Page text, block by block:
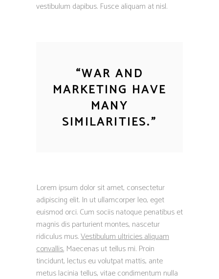
vestibulum dapibus. Fusce aliquam at nisl.
“WAR AND
MARKETING HAVE
MANY
SIMILARITIES.”
Lorem ipsum dolor sit amet, consectetur
adipiscing elit. In ut ullamcorper leo, eget
euismod orci. Cum sociis natoque penatibus et
magnis dis parturient montes, nascetur
ridiculus mus.Vestibulum ultricies aliquam
convallis. Maecenas ut tellus mi. Proin
tincidunt, lectus eu volutpat mattis, ante
metus lacinia tellus, vitae condimentum nulla